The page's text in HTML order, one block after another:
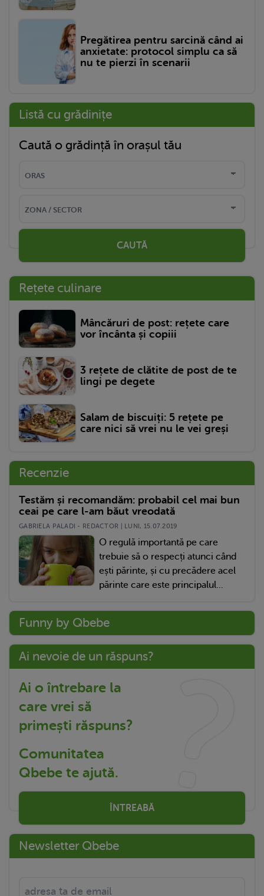
Pregătirea pentru sarcină când ai
anxietate: protocol simplu ca să
nu te pierzi în scenarii
Listă cu grădinițe
Caută o grădință în orașul tău
CAUTĂ
Rețete culinare
Mâncăruri de post: rețete care
vor încânta și copiii
3 rețete de clătite de post de te
lingi pe degete
Salam de biscuiți: 5 rețete pe
care nici să vrei nu le vei greși
Recenzie
Testăm și recomandăm: probabil cel mai bun
ceai pe care l-am băut vreodată
GABRIELA PALADI - REDACTOR | LUNI, 15.07.2019
O regulă importantă pe care
trebuie să o respecți atunci când
ești părinte, și cu precădere acel
părinte care este principalul...
Funny by Qbebe
Ai nevoie de un răspuns?
Ai o întrebare la
care vrei să
primești răspuns?
Comunitatea
Qbebe te ajută.
ÎNTREABĂ
Newsletter Qbebe